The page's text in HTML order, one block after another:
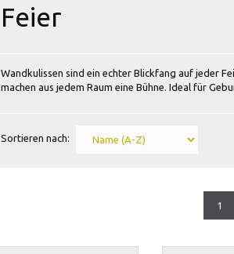
Feier
Wandkulissen sind ein echter Blickfang auf jeder
machen aus jedem Raum eine Bühne. Ideal für
Sortieren nach:
1